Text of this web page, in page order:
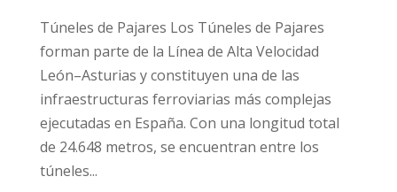
Túneles de Pajares Los Túneles de Pajares
forman parte de la Línea de Alta Velocidad
León–Asturias y constituyen una de las
infraestructuras ferroviarias más complejas
ejecutadas en España. Con una longitud total
de 24.648 metros, se encuentran entre los
túneles...